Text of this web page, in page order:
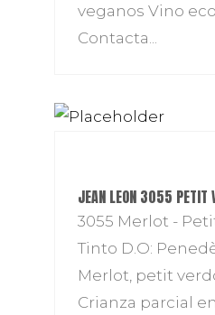
veganos Vino
Contacta...
JEAN LEON 3055 PETIT
3055 Merlot -
Tinto D.O:
Merlot, petit
Crianza parcial